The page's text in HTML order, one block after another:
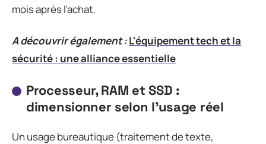
mois après l’achat.
A découvrir également :L'équipement tech et la
sécurité : une alliance essentielle
Processeur, RAM et SSD :
dimensionner selon l’usage réel
Un usage bureautique (traitement de texte,